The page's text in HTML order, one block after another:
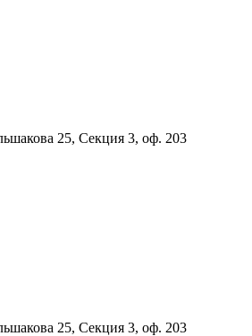
25, Секция 3, оф. 203
25, Секция 3, оф. 203